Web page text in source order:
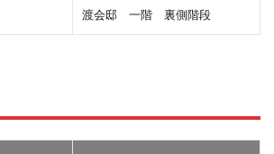
渡会邸 一階 裏側階段